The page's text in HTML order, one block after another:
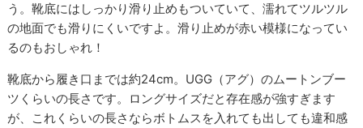
う。靴底にはしっかり滑り止めもついていて、濡れてツルツル
の地面でも滑りにくいですよ。滑り止めが赤い模様になってい
るのもおしゃれ！
靴底から履き口までは約24cm。UGG（アグ）のムートンブー
ツくらいの長さです。ロングサイズだと存在感が強すぎます
が、これくらいの長さならボトムスを入れても出しても違和感